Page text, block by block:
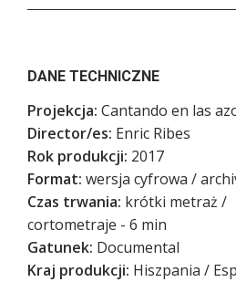
DANE TECHNICZNE
Projekcja: Cantando en las
Director/es: Enric Ribes
Rok produkcji: 2017
Format: wersja cyfrowa /
Czas trwania: krótki metraż /
cortometraje - 6 min
Gatunek: Documental
Kraj produkcji: Hiszpania /